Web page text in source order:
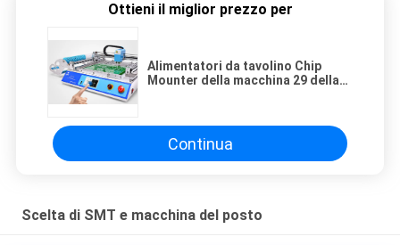
Ottieni il miglior prezzo per
Alimentatori da tavolino Chip
Mounter della macchina 29 della
Continua
Scelta di SMT e macchina del posto